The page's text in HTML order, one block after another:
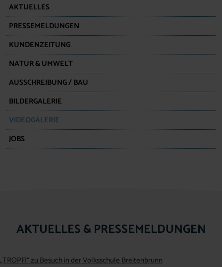
AKTUELLES
PRESSEMELDUNGEN
KUNDENZEITUNG
NATUR & UMWELT
AUSSCHREIBUNG / BAU
BILDERGALERIE
VIDEOGALERIE
JOBS
AKTUELLES & PRESSEMELDUNGEN
„TROPFI“ zu Besuch in der Volksschule Breitenbrunn